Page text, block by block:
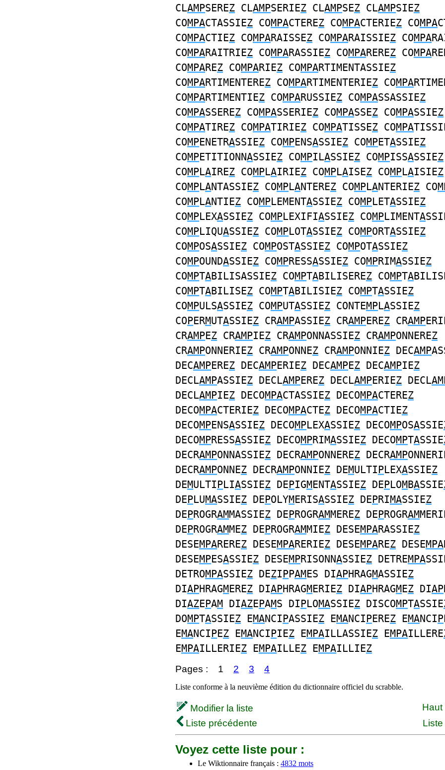
CLAMPSEREZ CLAMPSERIEZ CLAMPSEZ CLAMPSIEZ
COMPACTASSIEZ COMPACTEREZ COMPACTERIEZ COMPA
COMPACTIEZ COMPARAISSEZ COMPARAISSIEZ COMPA
COMPARAITRIEZ COMPARASSIEZ COMPAREREZ COMPA
COMPAREZ COMPARIEZ COMPARTIMENTASSIEZ
COMPARTIMENTEREZ COMPARTIMENTERIEZ COMPA
COMPARTIMENTIEZ COMPARUSSIEZ COMPASSASSIEZ
COMPASSEREZ COMPASSERIEZ COMPASSEZ COMPASSIEZ
COMPATIREZ COMPATIRIEZ COMPATISSEZ COMPA
COMPENETRASSIEZ COMPENSASSIEZ COMPETASSIEZ
COMPETITIONNASSIEZ COMPILASSIEZ COMPISSASSIEZ
COMPLAIREZ COMPLAIRIEZ COMPLAISEZ COMPLAISIEZ
COMPLANTASSIEZ COMPLANTEREZ COMPLANTERIEZ CO
COMPLANTIEZ COMPLEMENTASSIEZ COMPLETASSIEZ
COMPLEXASSIEZ COMPLEXIFIASSIEZ COMPLIMENTA
COMPLIQUASSIEZ COMPLOTASSIEZ COMPORTASSIEZ
COMPOSASSIEZ COMPOSTASSIEZ COMPOTASSIEZ
COMPOUNDASSIEZ COMPRESSASSIEZ COMPRIMASSIEZ
COMPTABILISASSIEZ COMPTABILISEREZ COMPTA
COMPTABILISEZ COMPTABILISIEZ COMPTASSIEZ
COMPULSASSIEZ COMPUTASSIEZ CONTEMPLASSIEZ
COPERMUTASSIEZ CRAMPASSIEZ CRAMPEREZ CRAMP
CRAMPEZ CRAMPIEZ CRAMPONNASSIEZ CRAMPONNEREZ
CRAMPONNERIEZ CRAMPONNEZ CRAMPONNIEZ DECAMP
DECAMPEREZ DECAMPERIEZ DECAMPEZ DECAMPIEZ
DECLAMPASSIEZ DECLAMPEREZ DECLAMPERIEZ DECL
DECLAMPIEZ DECOMPACTASSIEZ DECOMPACTEREZ
DECOMPACTERIEZ DECOMPACTEZ DECOMPACTIEZ
DECOMPENSASSIEZ DECOMPLEXASSIEZ DECOMPOSASSIE
DECOMPRESSASSIEZ DECOMPRIMASSIEZ DECOMPTASSIE
DECRAMPONNASSIEZ DECRAMPONNEREZ DECRAMP
DECRAMPONNEZ DECRAMPONNIEZ DEMULTIPLEXASSIEZ
DEMULTIPLIASSIEZ DEPIGMENTASSIEZ DEPLOMBASSIE
DEPLUMASSIEZ DEPOLYMERISASSIEZ DEPRIMASSIEZ
DEPROGRAMMASSIEZ DEPROGRAMMEREZ DEPROGRAM
DEPROGRAMMEZ DEPROGRAMMIEZ DESEMPARASSIEZ
DESEMPAREREZ DESEMPARERIEZ DESEMPAREZ DESEMPA
DESEMPESASSIEZ DESEMPRISONNASSIEZ DETREMPA
DETROMPASSIEZ DEZIPPAMES DIAPHRAGMASSIEZ
DIAPHRAGMEREZ DIAPHRAGMERIEZ DIAPHRAGMEZ DIAP
DIAZEPAM DIAZEPAMS DIPLOMASSIEZ DISCOMPTASSIE
DOMPTASSIEZ EMANCIPASSIEZ EMANCIPEREZ EMANCIP
EMANCIPEZ EMANCIPIEZ EMPAILLASSIEZ EMPAILLERE
EMPAILLERIEZ EMPAILLEZ EMPAILLIEZ
Pages : 1 2 3 4
Liste conforme à la neuvième édition du dictionnaire officiel du scrabble.
Modifier la liste
Haut
Liste précédente
Voyez cette liste pour :
Le Wiktionnaire français : 4832 mots